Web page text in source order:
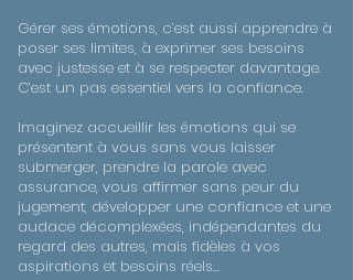
Gérer ses émotions, c’est aussi apprendre à
poser ses limites, à exprimer ses besoins
avec justesse et à se respecter davantage.
C’est un pas essentiel vers la confiance.
Imaginez accueillir les émotions qui se
présentent à vous sans vous laisser
submerger, prendre la parole avec
assurance, vous affirmer sans peur du
jugement, développer une confiance et une
audace décomplexées, indépendantes du
regard des autres, mais fidèles à vos
aspirations et besoins réels…